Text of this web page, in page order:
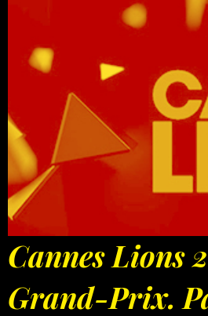
Cannes Lions
Grand-Prix.